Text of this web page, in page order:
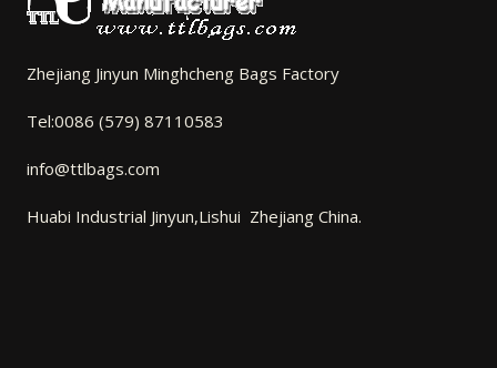
Zhejiang Jinyun Minghcheng Bags Factory
Tel:0086 (579) 87110583
info@ttlbags.com
Huabi Industrial Jinyun,Lishui Zhejiang China.